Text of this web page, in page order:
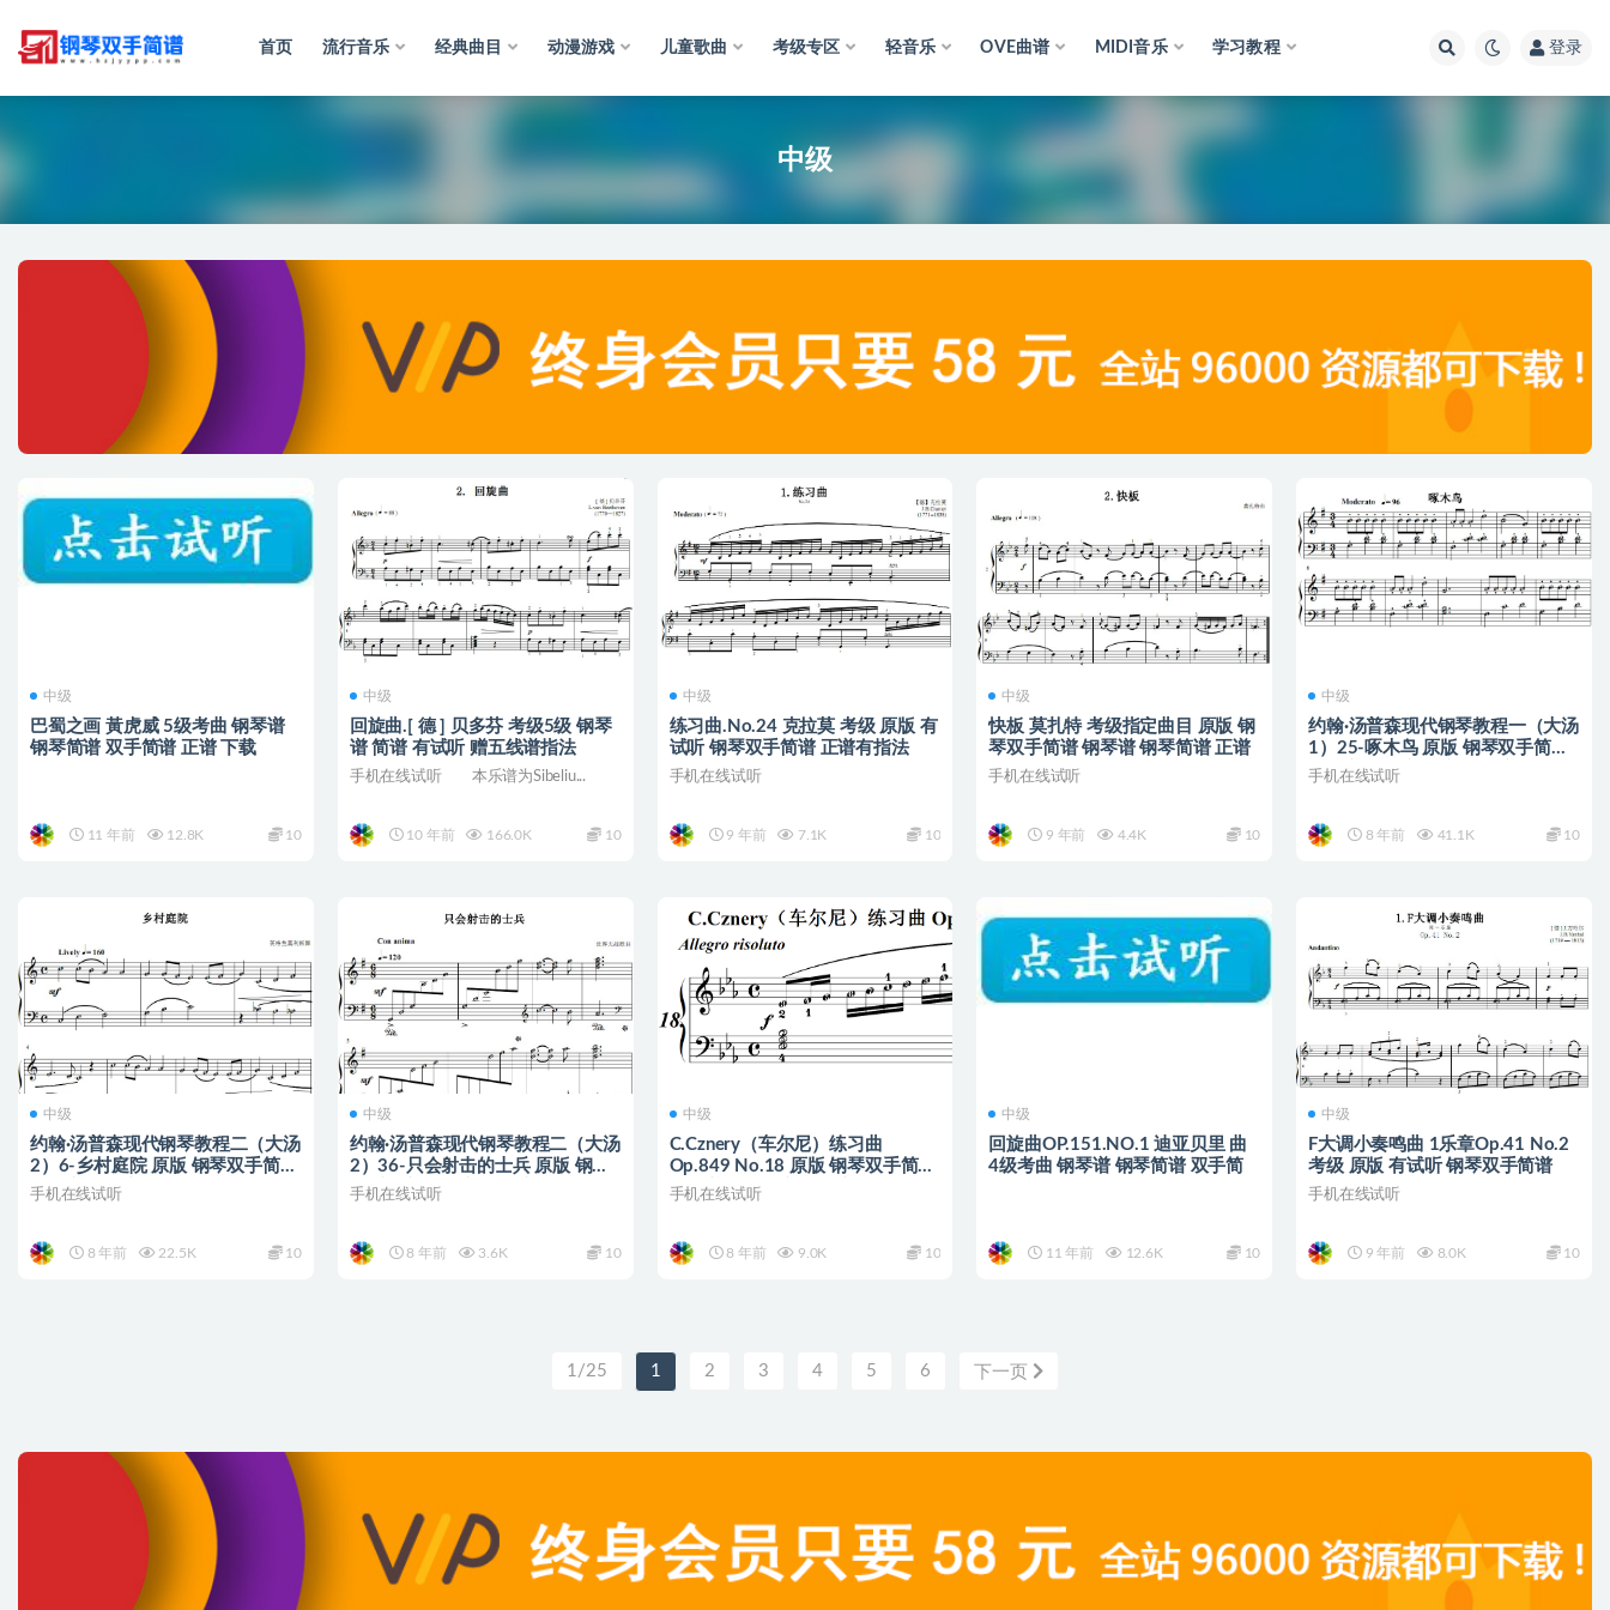
首页 流行音乐 经典曲目 动漫游戏 儿童歌曲 考级专区 轻音乐 OVE曲谱 MIDI音乐 学习教程 登录
中级
中级
巴蜀之画 黃虎威 5级考曲 钢琴谱
钢琴简谱 双手简谱 正谱 下载
11 年前 12.8K 10
中级
回旋曲.[ 德 ] 贝多芬 考级5级 钢琴
谱 简谱 有试听 赠五线谱指法
手机在线试听 本乐谱为Sibeliu...
10 年前 166.0K 10
中级
练习曲.No.24 克拉莫 考级 原版 有
试听 钢琴双手简谱 正谱有指法
手机在线试听
9 年前 7.1K 10
中级
快板 莫扎特 考级指定曲目 原版 钢
琴双手简谱 钢琴谱 钢琴简谱 正谱
手机在线试听
9 年前 4.4K 10
中级
约翰·汤普森现代钢琴教程一（大汤
1）25-啄木鸟 原版 钢琴双手简谱
简五谱 钢琴谱 正谱 五线谱
手机在线试听
8 年前 41.1K 10
中级
约翰·汤普森现代钢琴教程二（大汤
2）6-乡村庭院 原版 钢琴双手简谱
简五谱 钢琴谱
手机在线试听
8 年前 22.5K 10
中级
约翰·汤普森现代钢琴教程二（大汤
2）36-只会射击的士兵 原版 钢琴
双手简谱 简五谱 钢琴谱
手机在线试听
8 年前 3.6K 10
中级
C.Cznery（车尔尼）练习曲
Op.849 No.18 原版 钢琴双手简谱
钢琴谱 钢琴简谱 简五谱
手机在线试听
8 年前 9.0K 10
中级
回旋曲OP.151.NO.1 迪亚贝里 曲
4级考曲 钢琴谱 钢琴简谱 双手简
11 年前 12.6K 10
中级
F大调小奏鸣曲 1乐章Op.41 No.2
考级 原版 有试听 钢琴双手简谱
手机在线试听
9 年前 8.0K 10
1/25 1 2 3 4 5 6 下一页